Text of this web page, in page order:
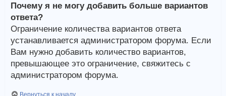
Почему я не могу добавить больше вариантов
ответа?
Ограничение количества вариантов ответа
устанавливается администратором форума. Если
Вам нужно добавить количество вариантов,
превышающее это ограничение, свяжитесь с
администратором форума.
Вернуться к началу